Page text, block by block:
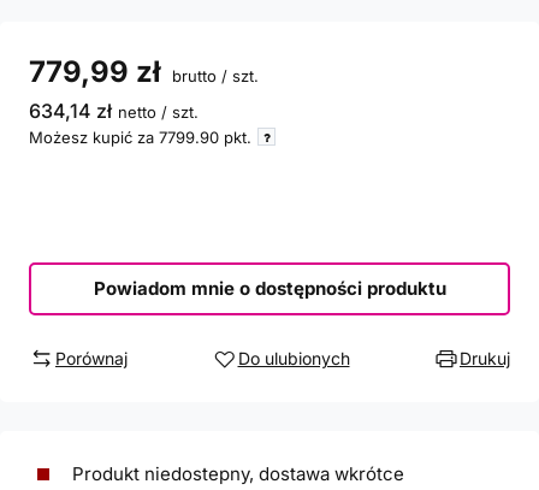
779,99 zł brutto / szt.
634,14 zł netto / szt.
Możesz kupić za 7799.90 pkt.
Powiadom mnie o dostępności produktu
Porównaj Do ulubionych Drukuj
Produkt niedostepny, dostawa wkrótce